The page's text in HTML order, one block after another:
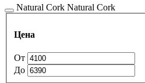
Natural Cork Natural Cork
Цена
От
До